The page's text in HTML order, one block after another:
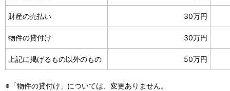
財産の売払い 30万円
物件の貸付け 30万円
上記に掲げるもの以外のもの 50万円
※「物件の貸付け」については、変更ありません。